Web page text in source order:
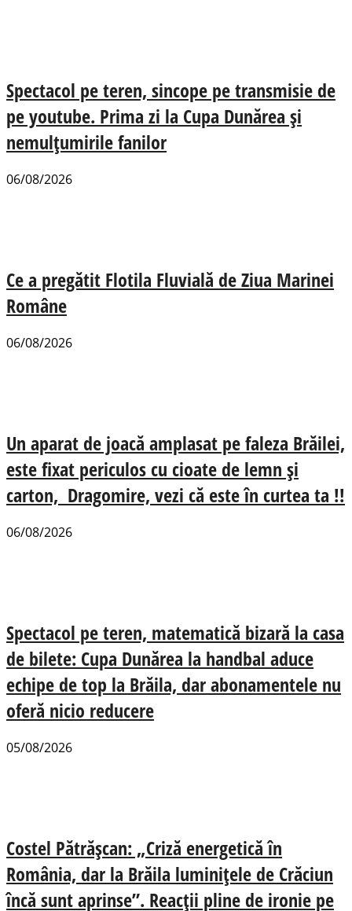
Spectacol pe teren, sincope pe transmisie de
pe youtube. Prima zi la Cupa Dunărea și
nemulțumirile fanilor
06/08/2026
Ce a pregătit Flotila Fluvială de Ziua Marinei
Române
06/08/2026
Un aparat de joacă amplasat pe faleza Brăilei,
este fixat periculos cu cioate de lemn și
carton, Dragomire, vezi că este în curtea ta !!
06/08/2026
Spectacol pe teren, matematică bizară la casa
de bilete: Cupa Dunărea la handbal aduce
echipe de top la Brăila, dar abonamentele nu
oferă nicio reducere
05/08/2026
Costel Pătrășcan: „Criză energetică în
România, dar la Brăila luminițele de Crăciun
încă sunt aprinse”. Reacții pline de ironie pe